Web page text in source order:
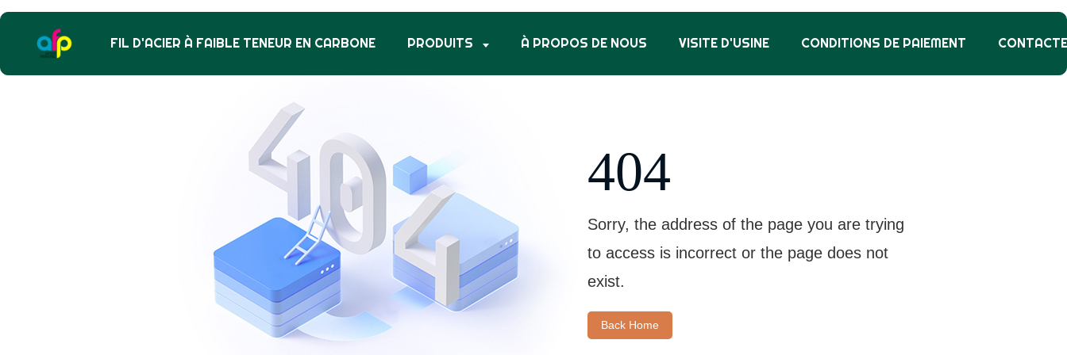
FIL D'ACIER À FAIBLE TENEUR EN CARBONE PRODUITS À PROPOS DE NOUS VISITE D'USINE CONDITIONS DE PAIEMENT
404
Sorry, the address of the page you are trying
to access is incorrect or the page does not
exist.
Back Home